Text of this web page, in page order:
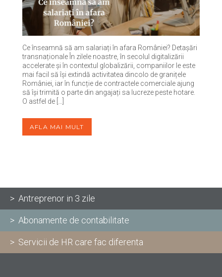
Ce înseamnă să am salariați în afara României? Detașări
transnaționale În zilele noastre, în secolul digitalizării
accelerate și în contextul globalizării, companiilor le este
mai facil să își extindă activitatea dincolo de granițele
României, iar în funcție de contractele comerciale ajung
să își trimită o parte din angajați sa lucreze peste hotare.
O astfel de […]
AFLA MAI MULT
> Antreprenor in 3 zile
> Abonamente de contabilitate
> Servicii de HR care fac diferenta